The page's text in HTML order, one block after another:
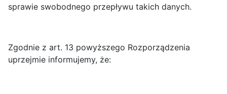
sprawie swobodnego przepływu takich danych.
Zgodnie z art. 13 powyższego Rozporządzenia
uprzejmie informujemy, że: